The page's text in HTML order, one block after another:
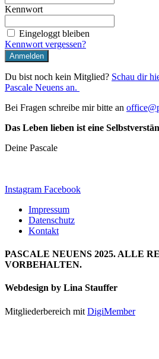
Kennwort
Eingeloggt bleiben
Kennwort vergessen?
Du bist noch kein Mitglied? Schau dir
Pascale Neuens an.
Bei Fragen schreibe mir bitte an
Das Leben lieben ist eine
Deine Pascale
Instagram Facebook
Impressum
Datenschutz
Kontakt
PASCALE NEUENS 2025. ALLE
VORBEHALTEN.
Webdesign by Lina Stauffer
Mitgliederbereich mit DigiMember